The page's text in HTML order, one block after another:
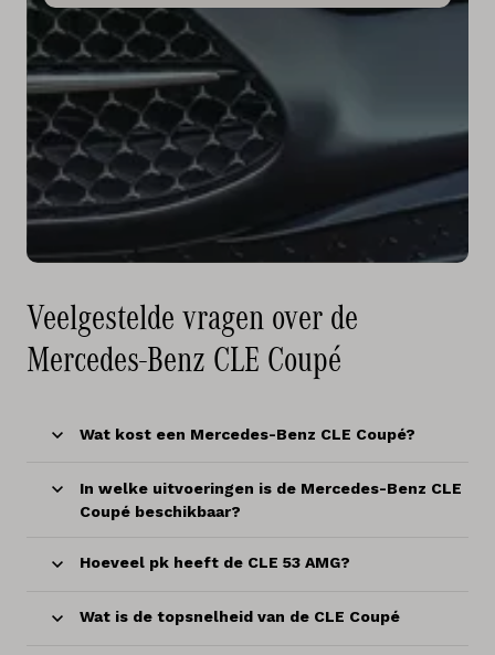
Veelgestelde vragen over de
Mercedes-Benz CLE Coupé
Wat kost een Mercedes-Benz CLE Coupé?
In welke uitvoeringen is de Mercedes-Benz CLE
Coupé beschikbaar?
Hoeveel pk heeft de CLE 53 AMG?
Wat is de topsnelheid van de CLE Coupé